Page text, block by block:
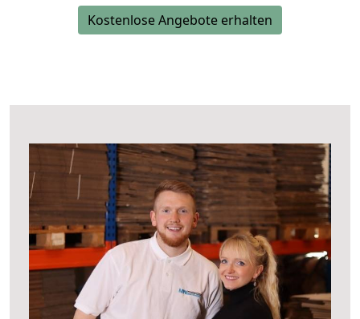
Kostenlose Angebote erhalten